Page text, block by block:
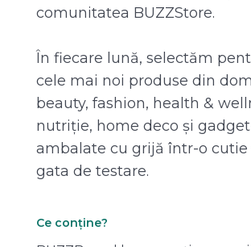
comunitatea BUZZStore.
În fiecare lună, selectăm
cele mai noi produse din
beauty, fashion, health &
nutriție, home deco și
ambalate cu grijă într-o cutie
gata de testare.
Ce conține?